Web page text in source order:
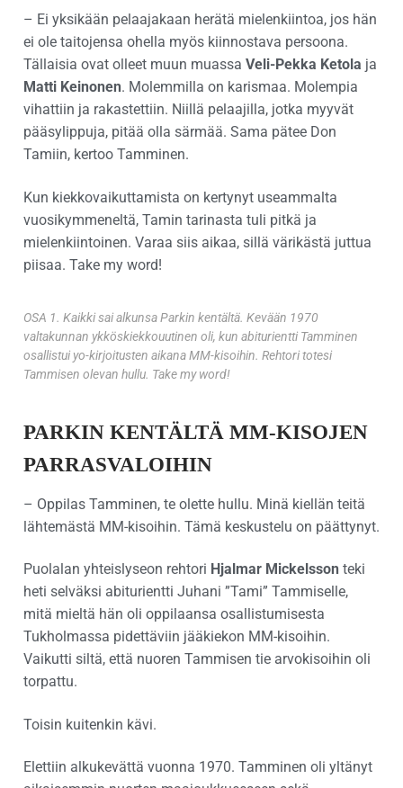
– Ei yksikään pelaajakaan herätä mielenkiintoa, jos hän
ei ole taitojensa ohella myös kiinnostava persoona.
Tällaisia ovat olleet muun muassa Veli-Pekka Ketola ja
Matti Keinonen. Molemmilla on karismaa. Molempia
vihattiin ja rakastettiin. Niillä pelaajilla, jotka myyvät
pääsylippuja, pitää olla särmää. Sama pätee Don
Tamiin, kertoo Tamminen.
Kun kiekkovaikuttamista on kertynyt useammalta
vuosikymmeneltä, Tamin tarinasta tuli pitkä ja
mielenkiintoinen. Varaa siis aikaa, sillä värikästä juttua
piisaa. Take my word!
OSA 1. Kaikki sai alkunsa Parkin kentältä. Kevään 1970
valtakunnan ykköskiekkouutinen oli, kun abiturientti Tamminen
osallistui yo-kirjoitusten aikana MM-kisoihin. Rehtori totesi
Tammisen olevan hullu. Take my word!
PARKIN KENTÄLTÄ MM-KISOJEN
PARRASVALOIHIN
– Oppilas Tamminen, te olette hullu. Minä kiellän teitä
lähtemästä MM-kisoihin. Tämä keskustelu on päättynyt.
Puolalan yhteislyseon rehtori Hjalmar Mickelsson teki
heti selväksi abiturientti Juhani ”Tami” Tammiselle,
mitä mieltä hän oli oppilaansa osallistumisesta
Tukholmassa pidettäviin jääkiekon MM-kisoihin.
Vaikutti siltä, että nuoren Tammisen tie arvokisoihin oli
torpattu.
Toisin kuitenkin kävi.
Elettiin alkukevättä vuonna 1970. Tamminen oli yltänyt